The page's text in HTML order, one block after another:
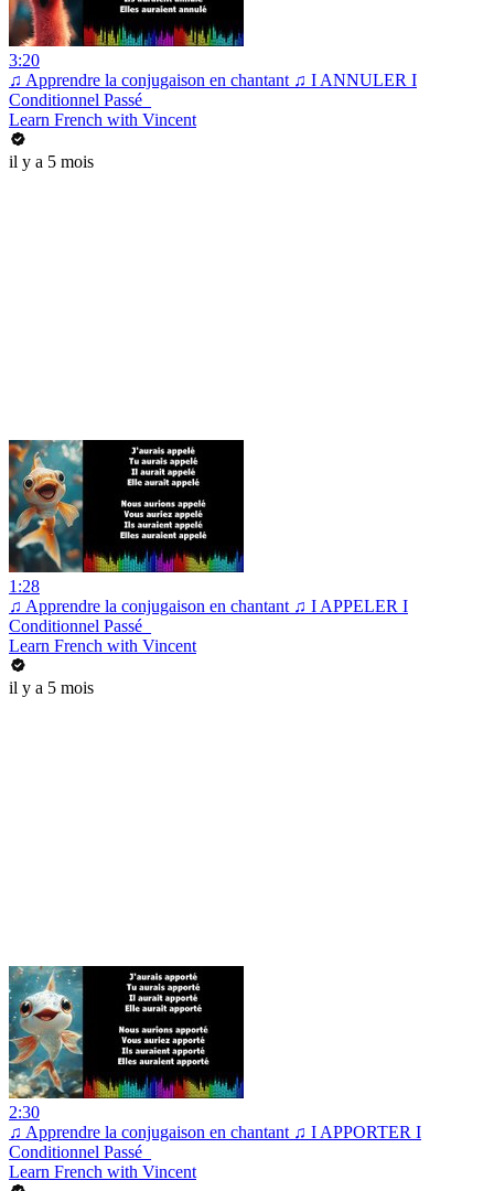
3:20
♫ Apprendre la conjugaison en chantant ♫ I ANNULER I
Conditionnel Passé_
Learn French with Vincent
il y a 5 mois
1:28
♫ Apprendre la conjugaison en chantant ♫ I APPELER I
Conditionnel Passé_
Learn French with Vincent
il y a 5 mois
2:30
♫ Apprendre la conjugaison en chantant ♫ I APPORTER I
Conditionnel Passé_
Learn French with Vincent